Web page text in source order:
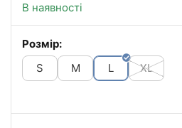
В наявності
Розмір:
S
M L XL